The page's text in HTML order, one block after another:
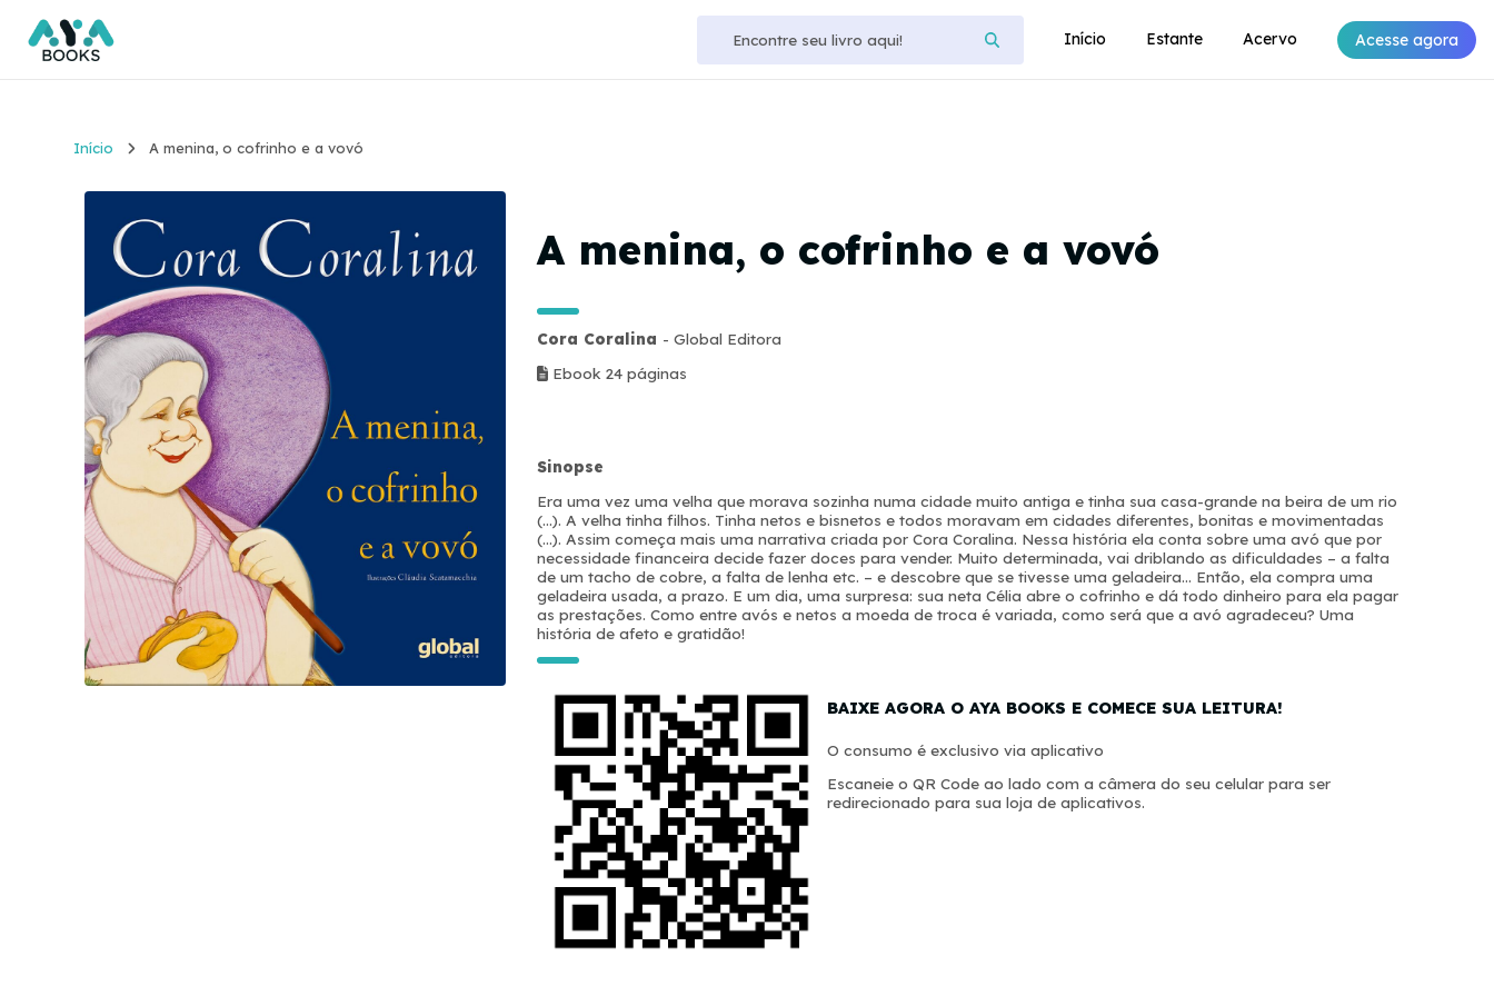
Início Estante Acervo Acesse agora
Início A menina, o cofrinho e a vovó
A menina, o cofrinho e a vovó
Cora Coralina - Global Editora
Ebook 24 páginas
Sinopse
Era uma vez uma velha que morava sozinha numa cidade muito antiga e tinha sua casa-grande na beira de um rio
(…). A velha tinha filhos. Tinha netos e bisnetos e todos moravam em cidades diferentes, bonitas e movimentadas
(…). Assim começa mais uma narrativa criada por Cora Coralina. Nessa história ela conta sobre uma avó que por
necessidade financeira decide fazer doces para vender. Muito determinada, vai driblando as dificuldades – a falta
de um tacho de cobre, a falta de lenha etc. – e descobre que se tivesse uma geladeira… Então, ela compra uma
geladeira usada, a prazo. E um dia, uma surpresa: sua neta Célia abre o cofrinho e dá todo dinheiro para ela pagar
as prestações. Como entre avós e netos a moeda de troca é variada, como será que a avó agradeceu? Uma
história de afeto e gratidão!
BAIXE AGORA O AYA BOOKS E COMECE SUA LEITURA!
O consumo é exclusivo via aplicativo
Escaneie o QR Code ao lado com a câmera do seu celular para ser
redirecionado para sua loja de aplicativos.